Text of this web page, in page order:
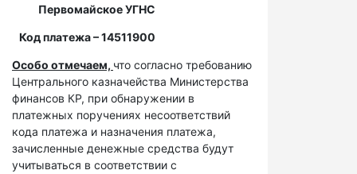
Первомайское УГНС
Код платежа – 14511900
Особо отмечаем, что согласно требованию
Центрального казначейства Министерства
финансов КР, при обнаружении в
платежных поручениях несоответствий
кода платежа и назначения платежа,
зачисленные денежные средства будут
учитываться в соответствии с